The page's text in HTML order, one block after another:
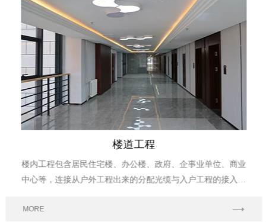
楼道工程
楼内工程包含居民住宅楼、办公楼、政府、企事业单位、商业
中心等，连接从户外工程出来的分配光缆与入户工程的接入光
MORE